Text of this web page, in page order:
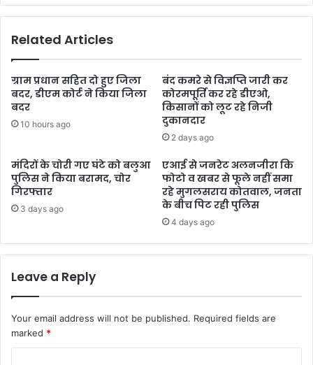
Related Articles
ग्राम प्रधान सहित दो हुए जिला
बदर, डीएम कोर्ट ने किया जिला
बदर
10 hours ago
बंद कमरे से विज्ञप्ति जारी कर
कोरमपूर्ति कर रहे डीएओ,
किसानों को लूट रहे निजी
दुकानदार
2 days ago
मंदिरों के चोरी गए घंटे को बलुआ
पुलिस ने किया बरामद, चोर
गिरफ्तार
3 days ago
एआई से जनरेट अलनजीरा कि
फोटो व खबर से फूले नहीं समा
रहे मुगलसराय कोतवाल, जनता
के बीच पिट रही पुलिस
4 days ago
Leave a Reply
Your email address will not be published. Required fields are
marked *